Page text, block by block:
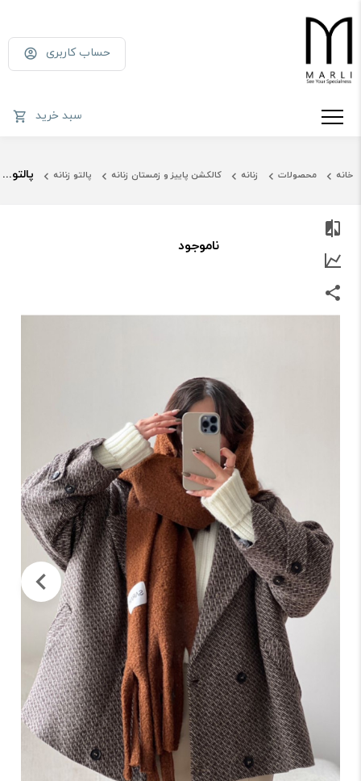
حساب کاربری
سبد خرید
خانه محصولات زنانه کالکشن پاییز و زمستان زنانه پالتو زنانه پالتو برفک کرمی
ناموجود